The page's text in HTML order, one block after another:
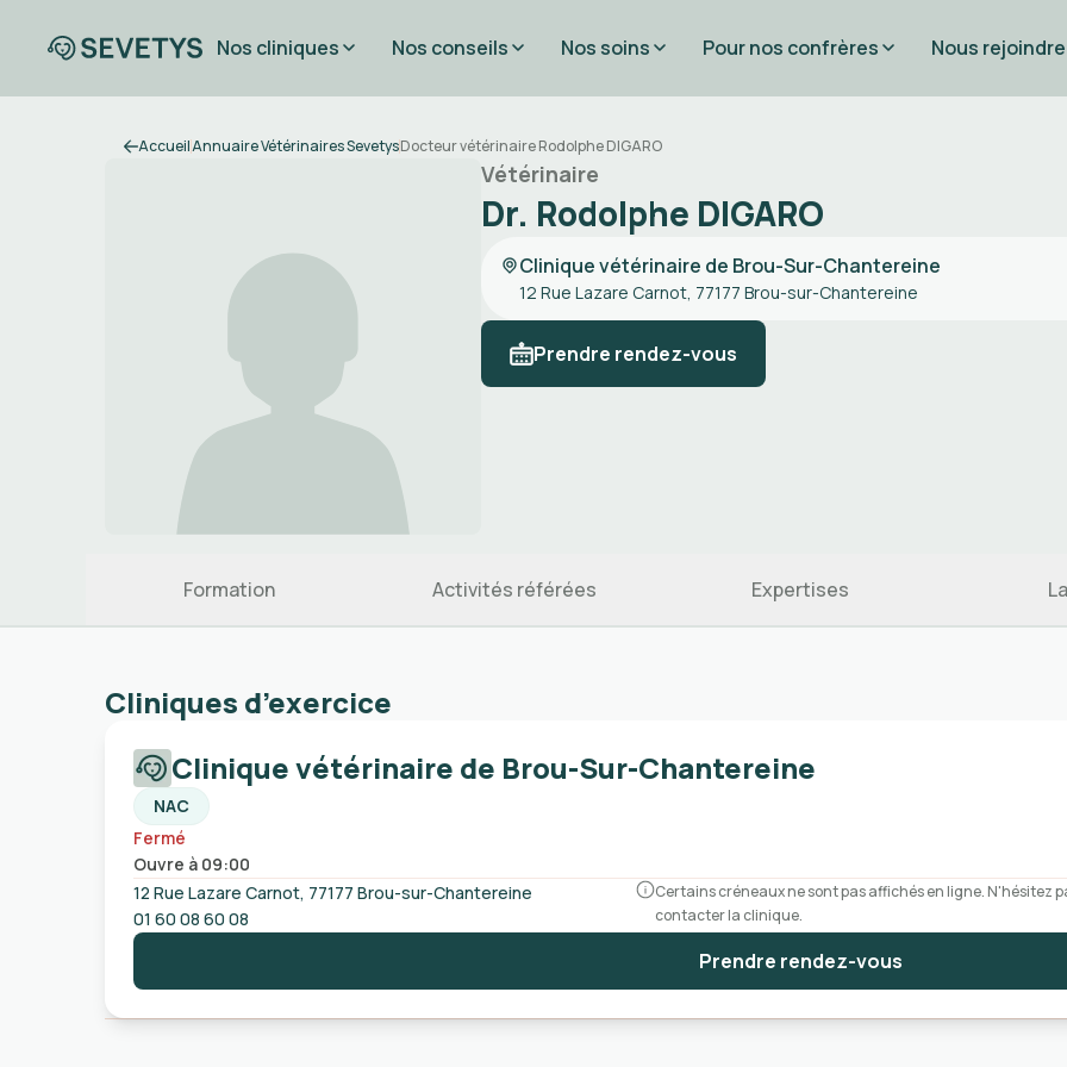
Nos cliniques Nos conseils Nos soins Pour nos confrères Nous rejoindre
AccueilAnnuaire Vétérinaires SevetysDocteur vétérinaire Rodolphe DIGARO
Vétérinaire
Dr. Rodolphe DIGARO
Clinique vétérinaire de Brou-Sur-Chantereine
12 Rue Lazare Carnot, 77177 Brou-sur-Chantereine
Prendre rendez-vous
Formation Activités référées Expertises
Cliniques d’exercice
Clinique vétérinaire de Brou-Sur-Chantereine
NAC
Fermé
Ouvre à 09:00
12 Rue Lazare Carnot, 77177 Brou-sur-Chantereine
01 60 08 60 08
Certains créneaux ne sont pas affichés en ligne. N'hésitez
contacter la clinique.
Prendre rendez-vous